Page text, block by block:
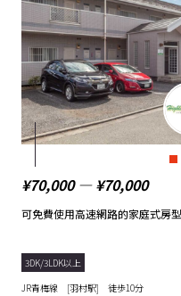
¥70,000 ― ¥70,000
可免費使用高速網路的家庭式房
3DK/3LDK以上
JR青梅線 [羽村駅] 徒歩10分